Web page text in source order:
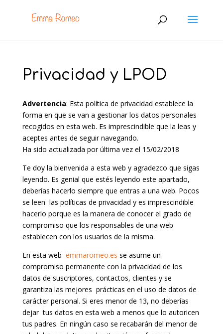
Privacidad y LPOD
Advertencia: Esta política de privacidad establece la
forma en que se van a gestionar los datos personales
recogidos en esta web. Es imprescindible que la leas y
aceptes antes de seguir navegando.
Ha sido actualizada por última vez el 15/02/2018
Te doy la bienvenida a esta web y agradezco que sigas
leyendo. Es genial que estés leyendo este apartado,
deberías hacerlo siempre que entras a una web. Pocos
se leen las políticas de privacidad y es imprescindible
hacerlo porque es la manera de conocer el grado de
compromiso que los responsables de una web
establecen con los usuarios de la misma.
En esta web emmaromeo.es se asume un
compromiso permanente con la privacidad de los
datos de suscriptores, contactos, clientes y se
garantiza las mejores prácticas en el uso de datos de
carácter personal. Si eres menor de 13, no deberías
dejar tus datos en esta web a menos que lo autoricen
tus padres. En ningún caso se recabarán del menor de